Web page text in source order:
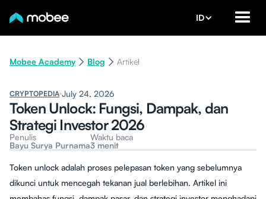
ID
Mobee Academy Blog Artikel
CRYPTOPEDIA July 24, 2026
Token Unlock: Fungsi, Dampak, dan
Strategi Investor 2026
Penulis
Bayu Surya Purnama
Waktu baca
3 menit
Token unlock adalah proses pelepasan token yang sebelumnya
dikunci untuk mencegah tekanan jual berlebihan. Artikel ini